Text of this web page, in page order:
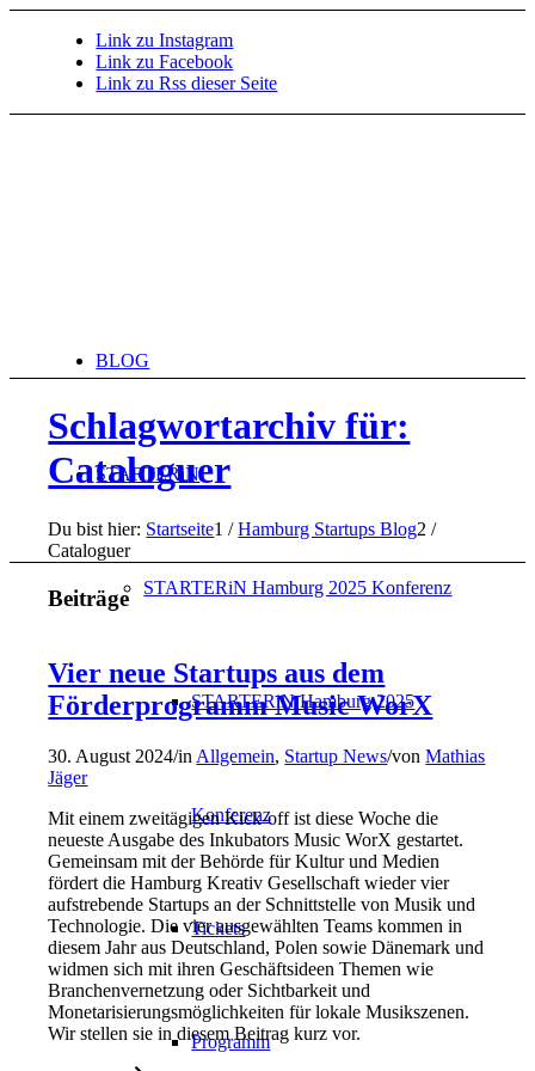
Link zu Instagram
Link zu Facebook
Link zu Rss dieser Seite
BLOG
STARTERiN
STARTERiN Hamburg 2025 Konferenz
STARTERiN Hamburg 2025
Konferenz
Tickets
Programm
Schlagwortarchiv für:
Cataloguer
Du bist hier: Startseite1 / Hamburg Startups Blog2 /
Cataloguer
Beiträge
Vier neue Startups aus dem
Förderprogramm Music WorX
30. August 2024/in Allgemein, Startup News/vonMathias
Jäger
Mit einem zweitägigen Kick-off ist diese Woche die
neueste Ausgabe des Inkubators Music WorX gestartet.
Gemeinsam mit der Behörde für Kultur und Medien
fördert die Hamburg Kreativ Gesellschaft wieder vier
aufstrebende Startups an der Schnittstelle von Musik und
Technologie. Die vier ausgewählten Teams kommen in
diesem Jahr aus Deutschland, Polen sowie Dänemark und
widmen sich mit ihren Geschäftsideen Themen wie
Branchenvernetzung oder Sichtbarkeit und
Monetarisierungsmöglichkeiten für lokale Musikszenen.
Wir stellen sie in diesem Beitrag kurz vor.